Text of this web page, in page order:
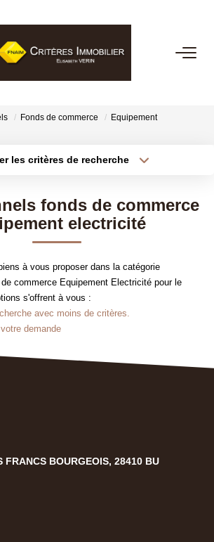
LOCATIONS
LOCATIVE
ESTIMATION
BIENS VENDUS
NOTRE AGENCE
Présentation
Notre Village
EXTRANET
Fonds de commerce
Equipement
les critères de recherche
Surface min
fonds de commerce
electricité
à vous proposer dans la catégorie
commerce Equipement Electricité pour le
s'offrent à vous :
avec moins de critères.
demande
FRANCS BOURGEOIS, 28410 BU